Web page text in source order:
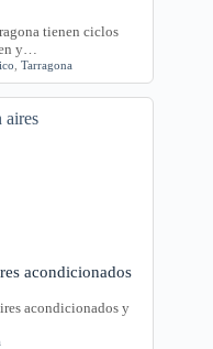
tienen ciclos
y…
Tarragona
acondicionados
acondicionados y